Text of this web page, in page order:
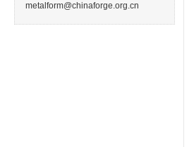
metalform@chinaforge.org.cn